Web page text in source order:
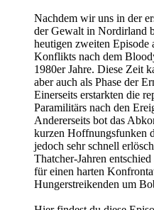
Nachdem wir uns in der
der Gewalt in Nordirland
heutigen zweiten Episode
Konflikts nach dem
1980er Jahre. Diese Zeit
aber auch als Phase der
Einerseits erstarkten die
Paramilitärs nach den
Andererseits bot das
kurzen Hoffnungsfunken
jedoch sehr schnell
Thatcher-Jahren
für einen harten
Hungerstreikenden um